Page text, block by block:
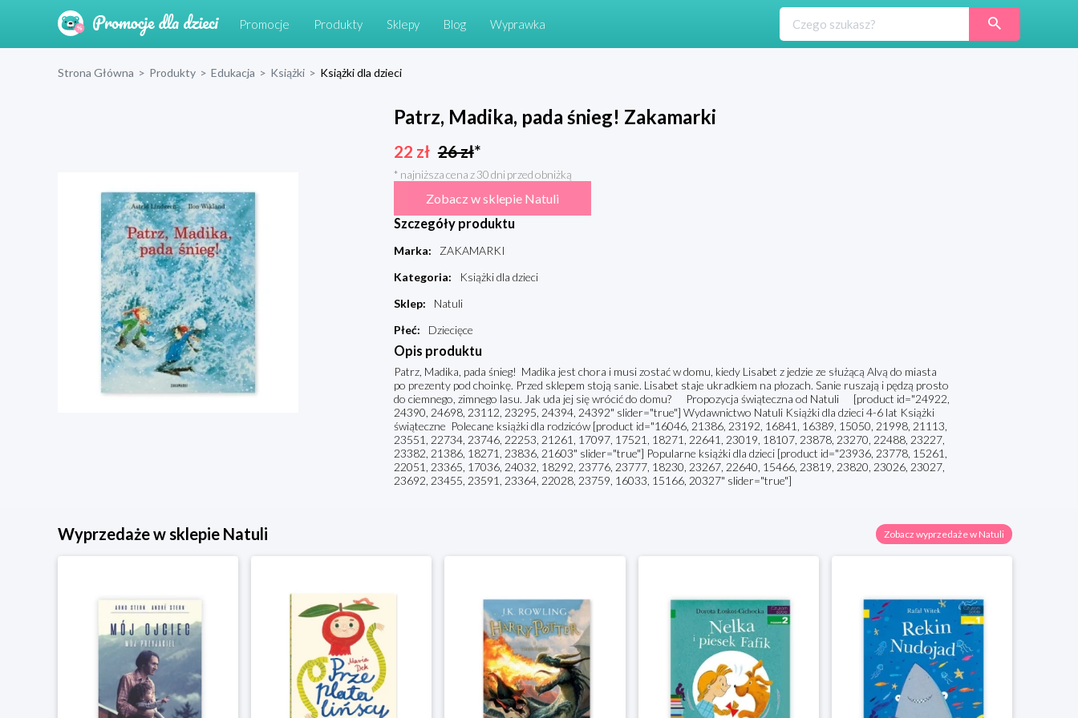
Promocje Produkty Sklepy Blog Wyprawka
Strona Główna > Produkty > Edukacja > Książki > Książki dla dzieci
Patrz, Madika, pada śnieg! Zakamarki
22 zł 26zł*
* najniższa cena z 30 dni przed obniżką
Zobacz w sklepie Natuli
Szczegóły produktu
Marka:
ZAKAMARKI
Kategoria:
Książki dla dzieci
Sklep:
Natuli
Płeć: Dziecięce
Opis produktu
Patrz, Madika, pada śnieg! Madika jest chora i musi zostać w domu, kiedy Lisabet z jedzie ze służącą Alvą do miasta
po prezenty pod choinkę. Przed sklepem stoją sanie. Lisabet staje ukradkiem na płozach. Sanie ruszają i pędzą prosto
do ciemnego, zimnego lasu. Jak uda jej się wrócić do domu? Propozycja świąteczna od Natuli [product id="24922,
24390, 24698, 23112, 23295, 24394, 24392" slider="true"] Wydawnictwo Natuli Książki dla dzieci 4-6 lat Książki
świąteczne Polecane książki dla rodziców [product id="16046, 21386, 23192, 16841, 16389, 15050, 21998, 21113,
23551, 22734, 23746, 22253, 21261, 17097, 17521, 18271, 22641, 23019, 18107, 23878, 23270, 22488, 23227,
23382, 21386, 18271, 23836, 21603" slider="true"] Popularne książki dla dzieci [product id="23936, 23778, 15261,
22051, 23365, 17036, 24032, 18292, 23776, 23777, 18230, 23267, 22640, 15466, 23819, 23820, 23026, 23027,
23692, 23455, 23591, 23364, 22028, 23759, 16033, 15166, 20327" slider="true"]
Wyprzedaże w sklepie Natuli Zobacz wyprzedaże w Natuli